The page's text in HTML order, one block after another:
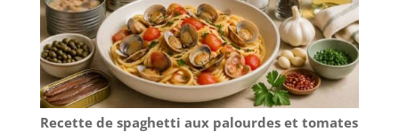
Recette de spaghetti aux palourdes et tomates